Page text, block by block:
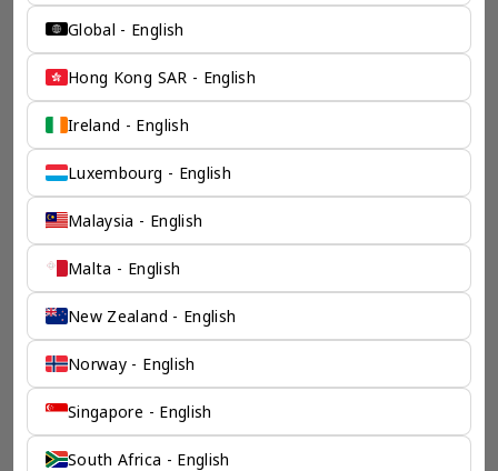
Global - English
Hong Kong SAR - English
Ireland - English
Luxembourg - English
Malaysia - English
Malta - English
New Zealand - English
Norway - English
Singapore - English
South Africa - English